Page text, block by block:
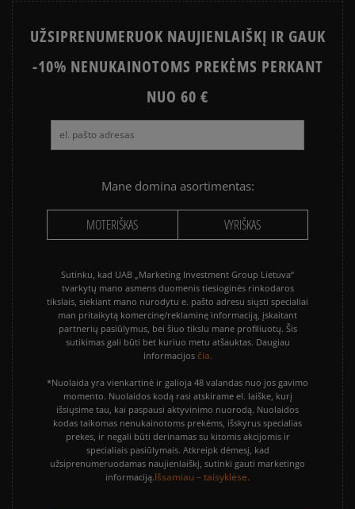
Apmokėjimas atsiimant prekes - tai galimybė
sumokėti už prekes kurjeriui kortele arba grynais.
Paslauga yra papildomai apmokestinama 3 €.
UŽSIPRENUMERUOK NAUJIENLAIŠKĮ IR GAUK
-10% NENUKAINOTOMS PREKĖMS PERKANT
NUO 60 €
Mane domina asortimentas:
MOTERIŠKAS VYRIŠKAS
Sutinku, kad UAB „Marketing Investment Group Lietuva“
tvarkytų mano asmens duomenis tiesioginės rinkodaros
tikslais, siekiant mano nurodytu e. pašto adresu siųsti specialiai
man pritaikytą komercinę/reklaminę informaciją, įskaitant
partnerių pasiūlymus, bei šiuo tikslu mane profiliuotų. Šis
sutikimas gali būti bet kuriuo metu atšauktas. Daugiau
informacijos čia.
*Nuolaida yra vienkartinė ir galioja 48 valandas nuo jos gavimo
momento. Nuolaidos kodą rasi atskirame el. laiške, kurį
išsiųsime tau, kai paspausi aktyvinimo nuorodą. Nuolaidos
kodas taikomas nenukainotoms prekėms, išskyrus specialias
prekes, ir negali būti derinamas su kitomis akcijomis ir
specialiais pasiūlymais. Atkreipk dėmesį, kad
užsiprenumeruodamas naujienlaiškį, sutinki gauti marketingo
informaciją.Išsamiau – taisyklėse.